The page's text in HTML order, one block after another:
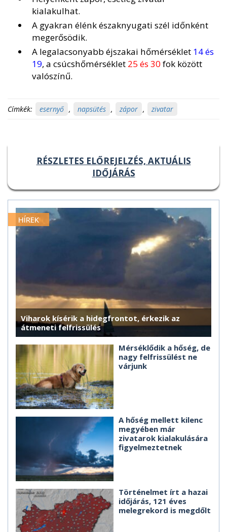
kialakulhat.
A gyakran élénk északnyugati szél időnként
megerősödik.
A legalacsonyabb éjszakai hőmérséklet 14 és
19, a csúcshőmérséklet 25 és 30fok között
valószínű.
Címkék: esernyő , napsütés , zápor , zivatar
RÉSZLETES ELŐREJELZÉS, AKTUÁLIS
IDŐJÁRÁS
HÍREK
Viharok kísérik a hidegfrontot, érkezik az
átmeneti felfrissülés
Mérséklődik a hőség, de
nagy felfrissülést ne
várjunk
A hőség mellett kilenc
megyében már
zivatarok kialakulására
figyelmeztetnek
Történelmet írt a hazai
időjárás, 121 éves
melegrekord is megdőlt